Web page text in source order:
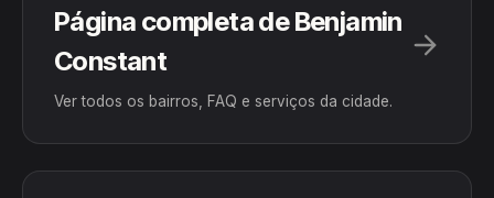
Página completa de Benjamin
Constant
Ver todos os bairros, FAQ e serviços da cidade.